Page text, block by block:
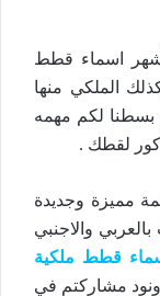
أشهر اسماء قطط
الملكي منها
بسطنا لكم مهمه
لقطك .
مميزة وجديدة
والاجنبي
قطط ملكية
ونود مشاركتم في